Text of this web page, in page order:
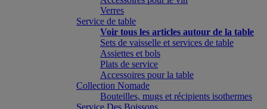
Verres
Service de table
Voir tous les articles autour de la table
Sets de vaisselle et services de table
Assiettes et bols
Plats de service
Accessoires pour la table
Collection Nomade
Bouteilles, mugs et récipients isothermes
Service Des Boissons